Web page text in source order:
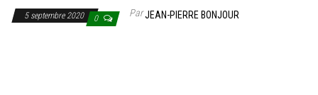
5 septembre 2020 0 ParJEAN-PIERRE BONJOUR